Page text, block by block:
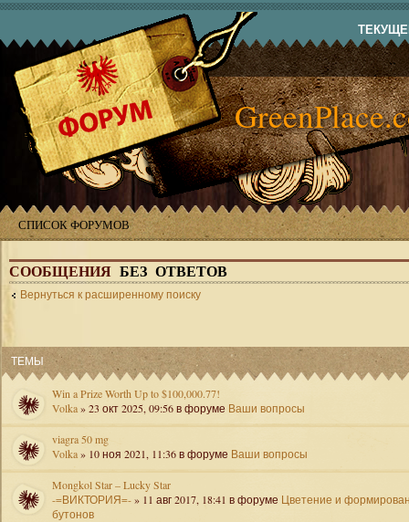
СПИСОК ФОРУМОВ
СООБЩЕНИЯ БЕЗ ОТВЕТОВ
Вернуться к расширенному поиску
ТЕМЫ
Win a Prize Worth Up to $100,000.77!
Volka» 23 окт 2025, 09:56 в форуме Ваши вопросы
viagra 50 mg
Volka» 10 ноя 2021, 11:36 в форуме Ваши вопросы
Mongkol Star – Lucky Star
-=ВИКТОРИЯ=-» 11 авг 2017, 18:41 в форуме Цветение и
бутонов